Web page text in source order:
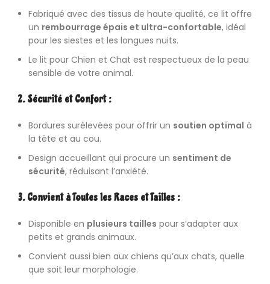
Fabriqué avec des tissus de haute qualité, ce lit offre
un rembourrage épais et ultra-confortable, idéal
pour les siestes et les longues nuits.
Le lit pour Chien et Chat est respectueux de la peau
sensible de votre animal.
2. Sécurité et Confort :
Bordures surélevées pour offrir un soutien optimal à
la tête et au cou.
Design accueillant qui procure un sentiment de
sécurité, réduisant l’anxiété.
3. Convient à Toutes les Races et Tailles :
Disponible en plusieurs tailles pour s’adapter aux
petits et grands animaux.
Convient aussi bien aux chiens qu’aux chats, quelle
que soit leur morphologie.